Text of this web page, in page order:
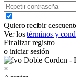
Quiero recibir
Ver los términos y
Finalizar registro
o iniciar sesión
×